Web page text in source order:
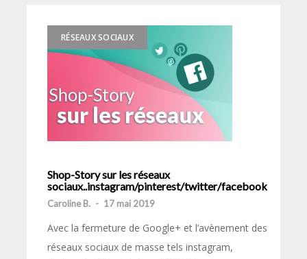
RÉSEAUX SOCIAUX
Shop-Story sur les réseaux
sociaux..instagram/pinterest/twitter/facebook
Caroline B. - 17 mai 2019
Avec la fermeture de Google+ et l’avènement des
réseaux sociaux de masse tels instagram,